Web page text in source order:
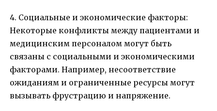
4. Социальные и экономические факторы:
Некоторые конфликты между пациентами и
медицинским персоналом могут быть
связаны с социальными и экономическими
факторами. Например, несоответствие
ожиданиям и ограниченные ресурсы могут
вызывать фрустрацию и напряжение.